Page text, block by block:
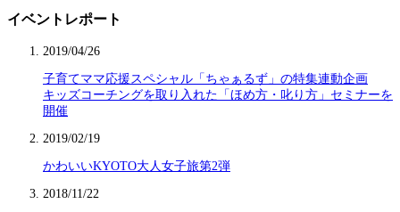
イベントレポート
2019/04/26
子育てママ応援スペシャル「ちゃぁるず」の特集連動企画
キッズコーチングを取り入れた「ほめ方・叱り方」セミナーを
開催
2019/02/19
かわいいKYOTO大人女子旅第2弾
2018/11/22